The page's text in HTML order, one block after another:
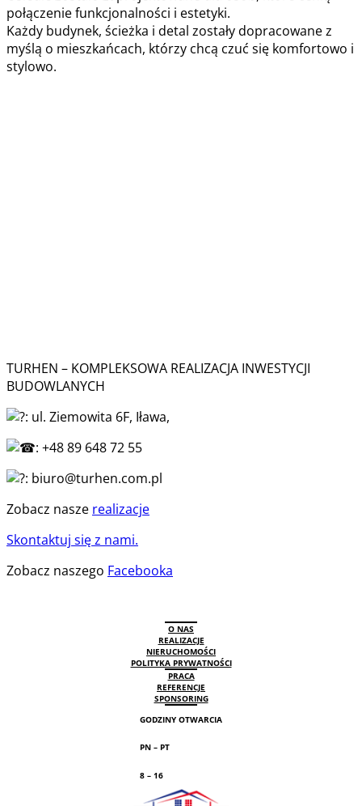
połączenie funkcjonalności i estetyki.
Każdy budynek, ścieżka i detal zostały dopracowane z
myślą o mieszkańcach, którzy chcą czuć się komfortowo i
stylowo.
TURHEN – KOMPLEKSOWA REALIZACJA INWESTYCJI
BUDOWLANYCH
: ul. Ziemowita 6F, Iława,
: +48 89 648 72 55
: biuro@turhen.com.pl
Zobacz nasze realizacje
Skontaktuj się z nami.
Zobacz naszego Facebooka
O NAS
REALIZACJE
NIERUCHOMOŚCI
POLITYKA PRYWATNOŚCI
PRACA
REFERENCJE
SPONSORING
GODZINY OTWARCIA
PN – PT
8 – 16